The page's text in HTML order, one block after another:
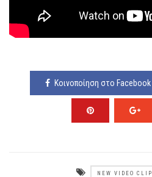
Κοινοποίηση στο Facebook
NEW VIDEO CLIP